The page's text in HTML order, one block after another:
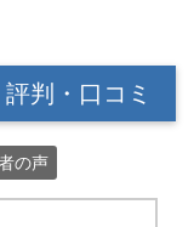
判・口コミ
の声